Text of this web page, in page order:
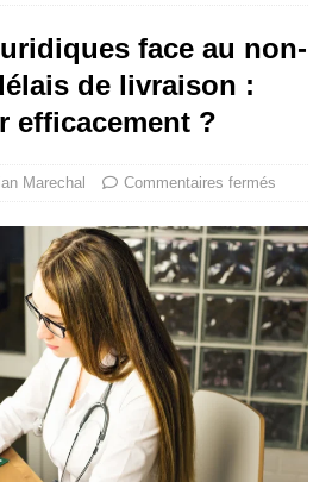
face au non-
de livraison :
efficacement ?
Marechal Commentaires fermés